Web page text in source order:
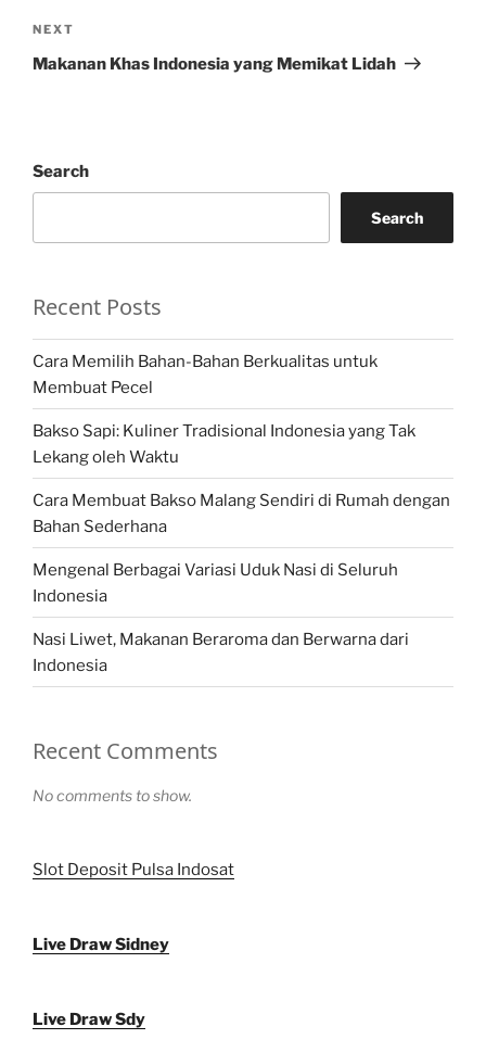
Next
Post
NEXT
Makanan Khas Indonesia yang Memikat Lidah
Search
Search
Recent Posts
Cara Memilih Bahan-Bahan Berkualitas untuk
Membuat Pecel
Bakso Sapi: Kuliner Tradisional Indonesia yang Tak
Lekang oleh Waktu
Cara Membuat Bakso Malang Sendiri di Rumah dengan
Bahan Sederhana
Mengenal Berbagai Variasi Uduk Nasi di Seluruh
Indonesia
Nasi Liwet, Makanan Beraroma dan Berwarna dari
Indonesia
Recent Comments
No comments to show.
Slot Deposit Pulsa Indosat
Live Draw Sidney
Live Draw Sdy